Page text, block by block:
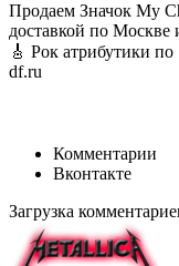
Продаем Значок My
доставкой по Москве
🎸 Рок атрибутики
df.ru
Комментарии
Вконтакте
Загрузка